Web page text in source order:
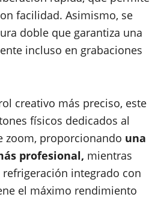
facilidad. Asimismo, se
doble que garantiza una
incluso en grabaciones
creativo más preciso, este
físicos dedicados al
zoom, proporcionando una
profesional, mientras
integrado con
el máximo rendimiento